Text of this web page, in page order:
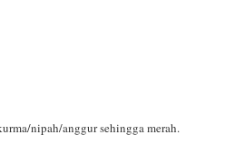
nipah/anggur sehingga merah.